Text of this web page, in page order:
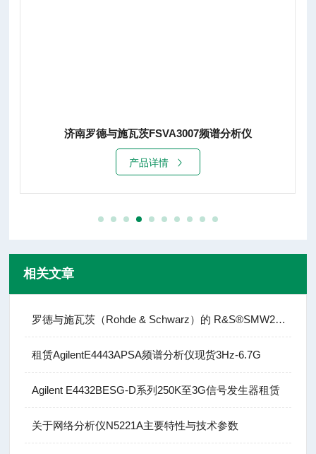
济南罗德与施瓦茨FSVA3007频谱分析仪
产品详情
相关文章
罗德与施瓦茨（Rohde & Schwarz）的 R&S®SMW200A
租赁AgilentE4443APSA频谱分析仪现货3Hz-6.7G
Agilent E4432BESG-D系列250K至3G信号发生器租赁
关于网络分析仪N5221A主要特性与技术参数